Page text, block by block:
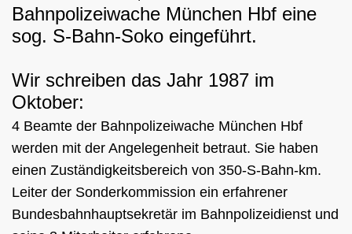
Bahnpolizeiwache München Hbf eine
sog. S-Bahn-Soko eingeführt.
Wir schreiben das Jahr 1987 im
Oktober:
4 Beamte der Bahnpolizeiwache München Hbf
werden mit der Angelegenheit betraut. Sie haben
einen Zuständigkeitsbereich von 350-S-Bahn-km.
Leiter der Sonderkommission ein erfahrener
Bundesbahnhauptsekretär im Bahnpolizeidienst und